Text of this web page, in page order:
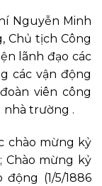
Nguyễn Minh
Chủ tịch Công
lãnh đạo các
các vận động
viên công
nhà trường .
mừng kỷ
Chào mừng kỷ
(1/5/1886